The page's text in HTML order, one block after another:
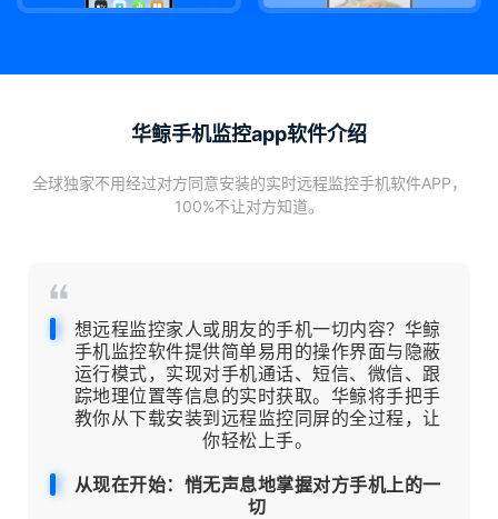
华鲸手机监控app软件介绍
全球独家不用经过对方同意安装的实时远程监控手机软件APP，
100%不让对方知道。
想远程监控家人或朋友的手机一切内容？华鲸
手机监控软件提供简单易用的操作界面与隐蔽
运行模式，实现对手机通话、短信、微信、跟
踪地理位置等信息的实时获取。华鲸将手把手
教你从下载安装到远程监控同屏的全过程，让
你轻松上手。
从现在开始：悄无声息地掌握对方手机上的一
切